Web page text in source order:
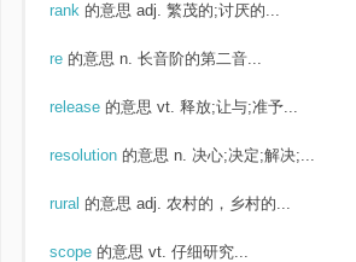
rank 的意思 adj. 繁茂的;讨厌的...
re 的意思 n. 长音阶的第二音...
release 的意思 vt. 释放;让与;准予...
resolution 的意思 n. 决心;决定;解决;...
rural 的意思 adj. 农村的，乡村的...
scope 的意思 vt. 仔细研究...